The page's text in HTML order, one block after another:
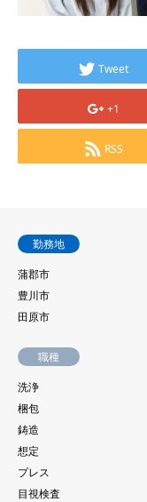
Tweet
+1
RSS
勤務地
蒲郡市
豊川市
田原市
職種
洗浄
梱包
鋳造
想定
プレス
目視検査